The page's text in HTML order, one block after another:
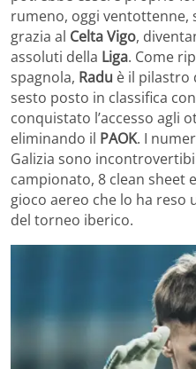
rumeno, oggi ventottenne,
grazia al Celta Vigo,
assoluti della Liga. Come
spagnola, Radu è il pilastro
sesto posto in classifica
conquistato l’accesso agli
eliminando il PAOK. I
Galizia sono
campionato, 8 clean sheet
gioco aereo che lo ha
del torneo iberico.